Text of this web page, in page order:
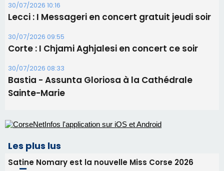
30/07/2026 10:16
Lecci : I Messageri en concert gratuit jeudi soir
30/07/2026 09:55
Corte : I Chjami Aghjalesi en concert ce soir
30/07/2026 08:33
Bastia - Assunta Gloriosa à la Cathédrale
Sainte-Marie
Les plus lus
Satine Nomary est la nouvelle Miss Corse 2026